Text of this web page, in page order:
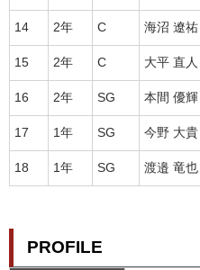
14 2年 C 海沼 遼祐
15 2年 C 大平 直人
16 2年 SG 本間 優輝
17 1年 SG 今野 大貴
18 1年 SG 渡邉 竜也
PROFILE